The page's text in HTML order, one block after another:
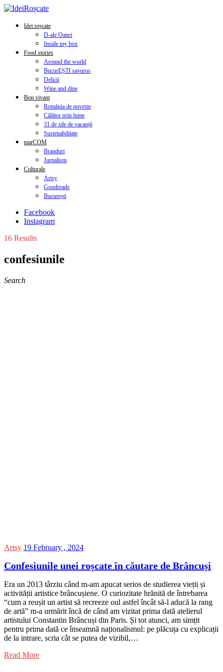
Idei roșcate
D-ale Oanei
Inside my box
Food stories
Around the world
BucurEȘTI savuros
Delicii
Wine and dine
Bon vivant
România de poveste
Călător prin lume
31 de zile de vacanță
Sustenabilitate
marCOM
Branduri
Jurnalism
Culturale
Artsy
Goodreads
București
Facebook
Instagram
16 Results
confesiunile
Search
Artsy 19 February , 2024
Confesiunile unei roșcate în căutare de Brâncuși
Era un 2013 târziu când m-am apucat serios de studierea vieții și
activității artistice brâncușiene. O curiozitate hrănită de întrebarea
“cum a reușit un artist să recreeze oul astfel încât să-l aducă la rang
de artă” m-a urmărit încă de când am vizitat prima dată atelierul
artistului Constantin Brâncuși din Paris. Și tot atunci, am simțit
pentru prima dată ce înseamnă naționalismul: pe plăcuța cu explicații
de la intrare, scria cât se putea de vizibil,…
Read More